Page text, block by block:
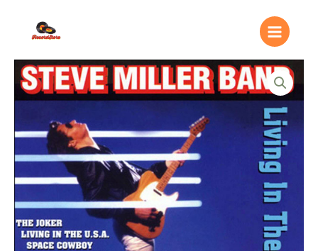
contenido
Main
Menu
Steve
Miller
Band
Living
In
U.S.A.
quantity